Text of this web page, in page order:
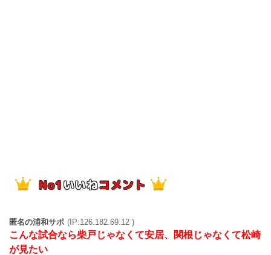
匿名の浦和サポ (IP:126.182.69.12 )
こんな試合なら柴戸じゃなくて安居、関根じゃなくて松崎
が見たい